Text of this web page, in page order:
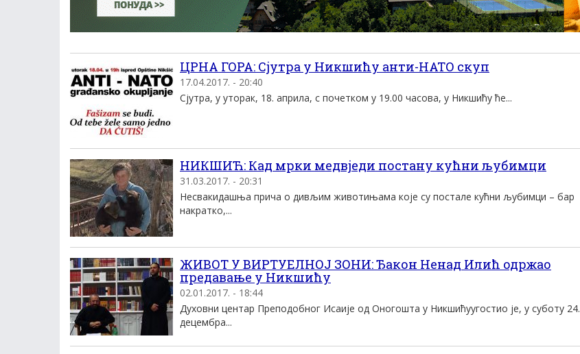
ЦРНА ГОРА: Сјутра у Никшићу анти-НАТО скуп
17.04.2017. - 20:40
Сјутра, у уторак, 18. априла, с почетком у 19.00 часова, у Никшићу ће...
НИКШИЋ: Кад мрки медвједи постану кућни љубимци
31.03.2017. - 20:31
Несвакидашња прича о дивљим животињама које су постале кућни љубимци – бар
накратко,...
ЖИВОТ У ВИРТУЕЛНОЈ ЗОНИ: Ђакон Ненад Илић одржао
предавање у Никшићу
02.01.2017. - 18:44
Духовни центар Преподобног Исаије од Оногошта у Никшићуугостио је, у суботу 24.
децембра...